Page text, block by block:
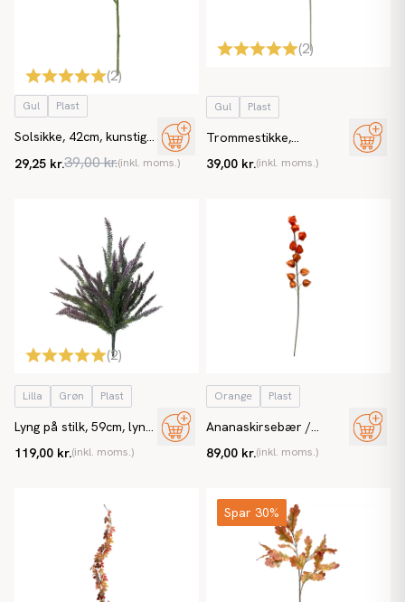
(2)
Gul Plast
Solsikke, 42cm, kunstig
29,25 kr.39,00 kr.(inkl. moms.)
(2)
Gul Plast
Trommestikke,
kunstig blomst
39,00 kr.(inkl. moms.)
(2)
Lilla Grøn Plast
Lyng på stilk, 59cm, lyng,
119,00 kr.(inkl. moms.)
Orange Plast
Ananaskirsebær /
91cm, kunstig gren
89,00 kr.(inkl. moms.)
Spar 30%